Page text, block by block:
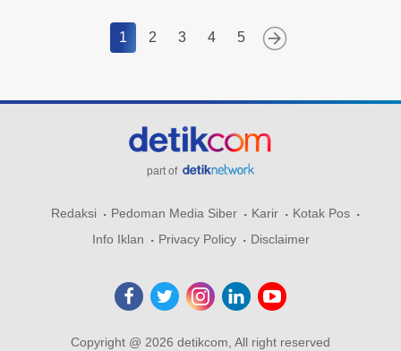
1 2 3 4 5
part of
Redaksi Pedoman Media Siber Karir
Kotak Pos
Info Iklan
Privacy Policy Disclaimer
Copyright @ 2026 detikcom, All right reserved